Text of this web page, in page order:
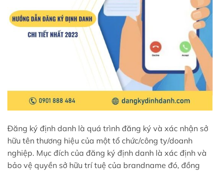
Đăng ký định danh là quá trình đăng ký và xác nhận sở
hữu tên thương hiệu của một tổ chức/công ty/doanh
nghiệp. Mục đích của đăng ký định danh là xác định và
bảo vệ quyền sở hữu trí tuệ của brandname đó, đồng